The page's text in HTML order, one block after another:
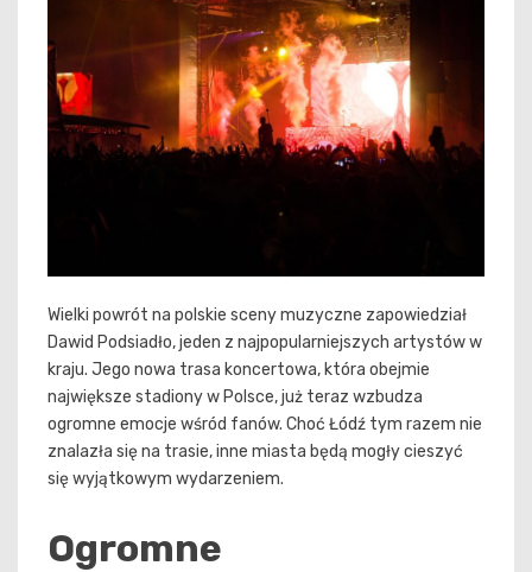
Wielki powrót na polskie sceny muzyczne zapowiedział
Dawid Podsiadło, jeden z najpopularniejszych artystów w
kraju. Jego nowa trasa koncertowa, która obejmie
największe stadiony w Polsce, już teraz wzbudza
ogromne emocje wśród fanów. Choć Łódź tym razem nie
znalazła się na trasie, inne miasta będą mogły cieszyć
się wyjątkowym wydarzeniem.
Ogromne